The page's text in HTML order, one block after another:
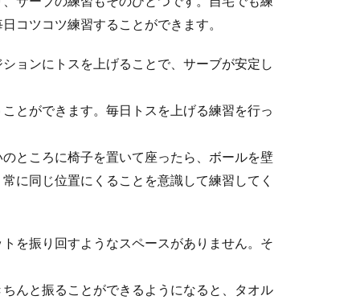
い方！基本やスマートに使う順番を紹介
！留年が心配な時に親にできること
の中には、子供がなかなか勉強しないことで留年を心配している
コツコツ練習することができます。
ョンにトスを上げることで、サーブが安定し
とができます。毎日トスを上げる練習を行っ
ところに椅子を置いて座ったら、ボールを壁
に同じ位置にくることを意識して練習してく
を振り回すようなスペースがありません。そ
んと振ることができるようになると、タオル